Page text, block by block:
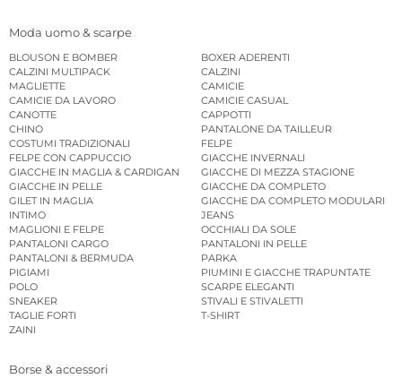
Moda uomo & scarpe
BLOUSON E BOMBER
BOXER ADERENTI
CALZINI MULTIPACK
CALZINI
MAGLIETTE
CAMICIE
CAMICIE DA LAVORO
CAMICIE CASUAL
CANOTTE
CAPPOTTI
CHINO
PANTALONE DA TAILLEUR
COSTUMI TRADIZIONALI
FELPE
FELPE CON CAPPUCCIO
GIACCHE INVERNALI
GIACCHE IN MAGLIA & CARDIGAN
GIACCHE DI MEZZA STAGIONE
GIACCHE IN PELLE
GIACCHE DA COMPLETO
GILET IN MAGLIA
GIACCHE DA COMPLETO MODULARI
INTIMO
JEANS
MAGLIONI E FELPE
OCCHIALI DA SOLE
PANTALONI CARGO
PANTALONI IN PELLE
PANTALONI & BERMUDA
PARKA
PIGIAMI
PIUMINI E GIACCHE TRAPUNTATE
POLO
SCARPE ELEGANTI
SNEAKER
STIVALI E STIVALETTI
TAGLIE FORTI
T-SHIRT
ZAINI
Borse & accessori